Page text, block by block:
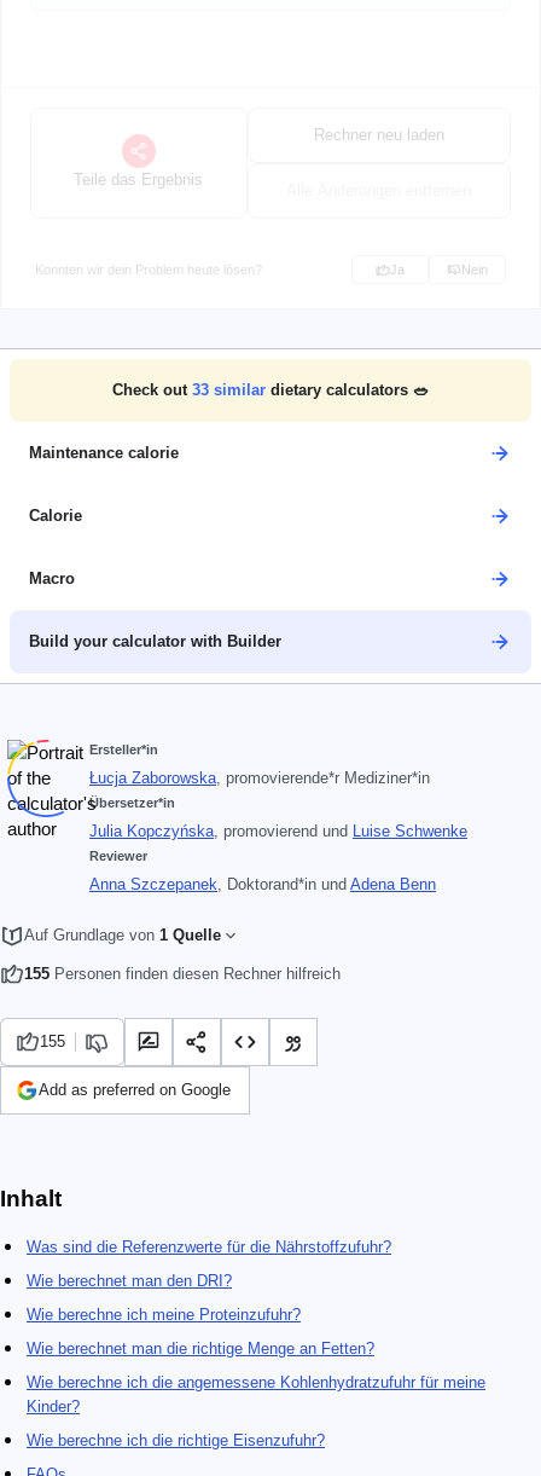
Teile das Ergebnis
Rechner neu laden
Konnten wir dein Problem heute lösen? Ja Nein
Check out 33 similar dietary calculators 🥗
Maintenance calorie
Calorie
Macro
Build your calculator with Builder
Ersteller*in
Łucja Zaborowska, promovierende*r Mediziner*in
Übersetzer*in
Julia Kopczyńska, promovierend und Luise Schwenke
Reviewer
Anna Szczepanek, Doktorand*in und Adena Benn
Auf Grundlage von 1 Quelle
155 Personen finden diesen Rechner hilfreich
155
Add as preferred on Google
Inhalt
Was sind die Referenzwerte für die Nährstoffzufuhr?
Wie berechnet man den DRI?
Wie berechne ich meine Proteinzufuhr?
Wie berechnet man die richtige Menge an Fetten?
Wie berechne ich die angemessene Kohlenhydratzufuhr für meine
Kinder?
Wie berechne ich die richtige Eisenzufuhr?